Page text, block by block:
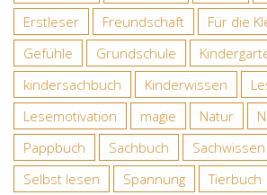
Erstleser
Freundschaft
Für die
Gefühle
Grundschule
kindersachbuch
Kinderwissen
Lesemotivation
magie Natur
Pappbuch
Sachbuch Sachwissen
Selbst lesen
Spannung Tierbuch